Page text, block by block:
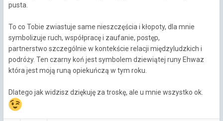
pusta.
To co Tobie zwiastuje same nieszczęścia i kłopoty, dla mnie
symbolizuje ruch, współpracę i zaufanie, postęp,
partnerstwo szczególnie w kontekście relacji międzyludzkich i
podróży. Ten czarny koń jest symbolem dziewiątej runy Ehwaz
która jest moją runą opiekuńczą w tym roku.
Dlatego jak widzisz dziękuję za troskę, ale u mnie wszystko ok.